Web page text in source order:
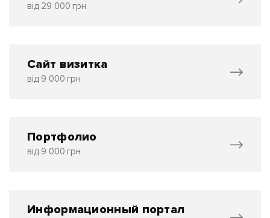
від 29 000 грн
Сайт визитка
від 9 000 грн
Портфолио
від 9 000 грн
Информационный портал